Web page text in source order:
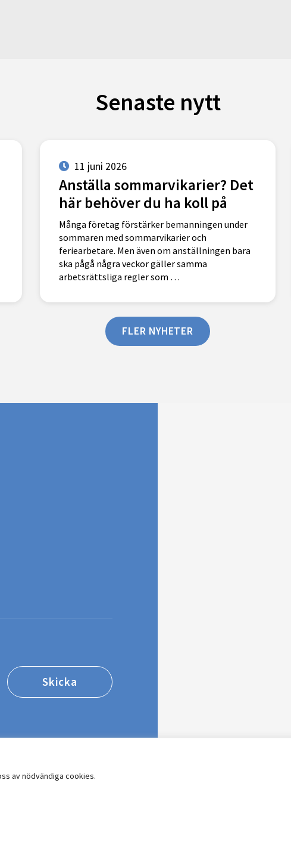
av nödvändiga cookies.
Senaste nytt
11 juni 2026
Anställa sommarvikarier? Det
här behöver du ha koll på
Många företag förstärker bemanningen under
sommaren med sommarvikarier och
feriearbetare. Men även om anställningen bara
ska pågå några veckor gäller samma
arbetsrättsliga regler som …
FLER NYHETER